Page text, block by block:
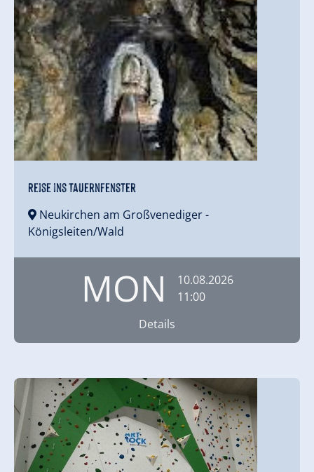
Reise ins Tauernfenster
Neukirchen am Großvenediger-
Königsleiten/Wald
MON
10.08.2026
11:00
Details